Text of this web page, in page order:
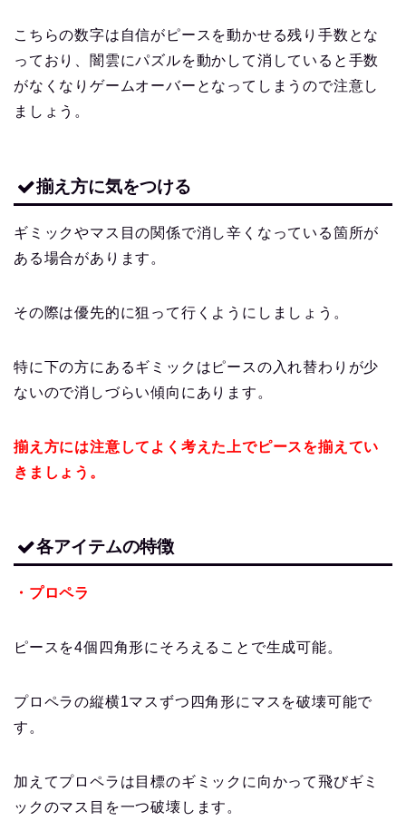
こちらの数字は自信がピースを動かせる残り手数とな
っており、闇雲にパズルを動かして消していると手数
がなくなりゲームオーバーとなってしまうので注意し
ましょう。
揃え方に気をつける
ギミックやマス目の関係で消し辛くなっている箇所が
ある場合があります。
その際は優先的に狙って行くようにしましょう。
特に下の方にあるギミックはピースの入れ替わりが少
ないので消しづらい傾向にあります。
揃え方には注意してよく考えた上でピースを揃えてい
きましょう。
各アイテムの特徴
・プロペラ
ピースを4個四角形にそろえることで生成可能。
プロペラの縦横1マスずつ四角形にマスを破壊可能で
す。
加えてプロペラは目標のギミックに向かって飛びギミ
ックのマス目を一つ破壊します。